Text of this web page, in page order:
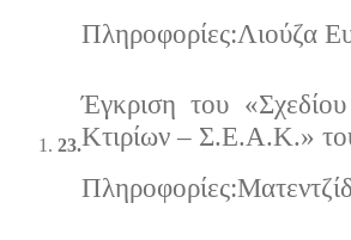
Πληροφορίες:Λιούζα
23.
Έγκριση του
Κτιρίων – Σ.Ε.Α.Κ.»